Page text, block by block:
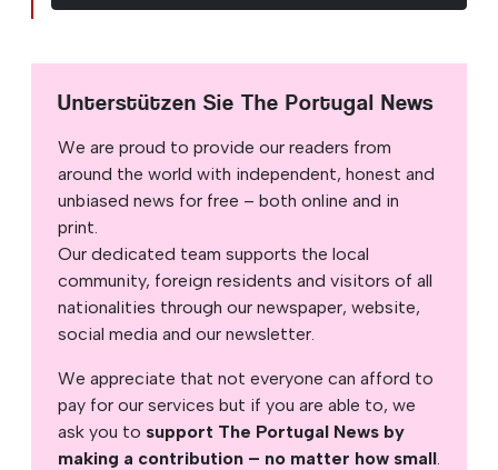
Unterstützen Sie The Portugal News
We are proud to provide our readers from
around the world with independent, honest and
unbiased news for free – both online and in
print.
Our dedicated team supports the local
community, foreign residents and visitors of all
nationalities through our newspaper, website,
social media and our newsletter.
We appreciate that not everyone can afford to
pay for our services but if you are able to, we
ask you to support The Portugal News by
making a contribution – no matter how small.